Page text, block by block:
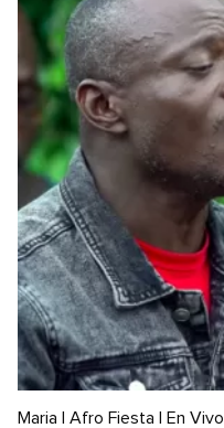
Maria | Afro Fiesta | En Vivo